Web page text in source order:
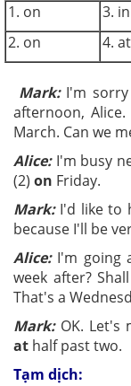
1. on
3. in
2. on
4. at
Mark: I'm
afternoon,
March. Can we
Alice: I'm busy
(2) on Friday.
Mark: I'd like to
because I'll be
Alice: I'm going
week after?
That's a
Mark: OK. Let's
at half past two.
Tạm dịch: